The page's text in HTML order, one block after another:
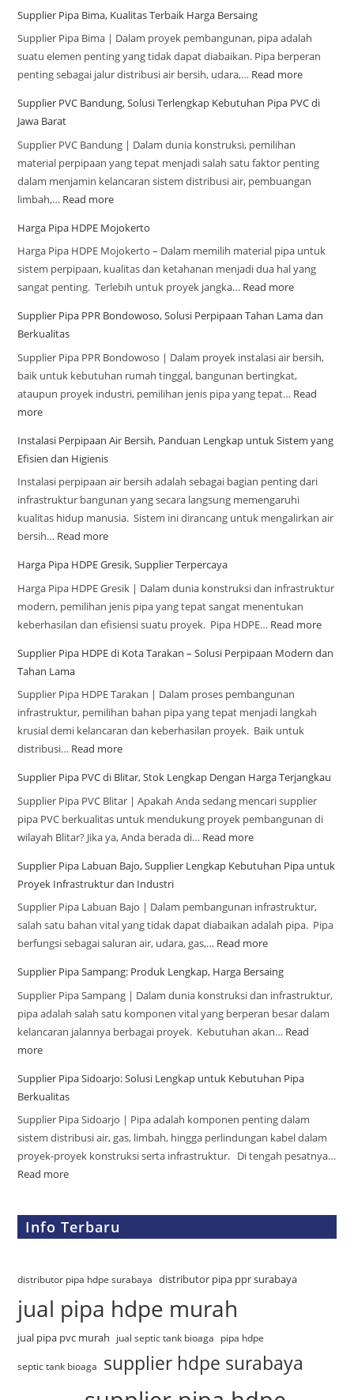
Supplier Pipa Bima, Kualitas Terbaik Harga Bersaing
Supplier Pipa Bima | Dalam proyek pembangunan, pipa adalah
suatu elemen penting yang tidak dapat diabaikan. Pipa berperan
penting sebagai jalur distribusi air bersih, udara,… Read more
Supplier PVC Bandung, Solusi Terlengkap Kebutuhan Pipa PVC di
Jawa Barat
Supplier PVC Bandung | Dalam dunia konstruksi, pemilihan
material perpipaan yang tepat menjadi salah satu faktor penting
dalam menjamin kelancaran sistem distribusi air, pembuangan
limbah,… Read more
Harga Pipa HDPE Mojokerto
Harga Pipa HDPE Mojokerto – Dalam memilih material pipa untuk
sistem perpipaan, kualitas dan ketahanan menjadi dua hal yang
sangat penting. Terlebih untuk proyek jangka… Read more
Supplier Pipa PPR Bondowoso, Solusi Perpipaan Tahan Lama dan
Berkualitas
Supplier Pipa PPR Bondowoso | Dalam proyek instalasi air bersih,
baik untuk kebutuhan rumah tinggal, bangunan bertingkat,
ataupun proyek industri, pemilihan jenis pipa yang tepat… Read
more
Instalasi Perpipaan Air Bersih, Panduan Lengkap untuk Sistem yang
Efisien dan Higienis
Instalasi perpipaan air bersih adalah sebagai bagian penting dari
infrastruktur bangunan yang secara langsung memengaruhi
kualitas hidup manusia. Sistem ini dirancang untuk mengalirkan air
bersih… Read more
Harga Pipa HDPE Gresik, Supplier Terpercaya
Harga Pipa HDPE Gresik | Dalam dunia konstruksi dan infrastruktur
modern, pemilihan jenis pipa yang tepat sangat menentukan
keberhasilan dan efisiensi suatu proyek. Pipa HDPE… Read more
Supplier Pipa HDPE di Kota Tarakan – Solusi Perpipaan Modern dan
Tahan Lama
Supplier Pipa HDPE Tarakan | Dalam proses pembangunan
infrastruktur, pemilihan bahan pipa yang tepat menjadi langkah
krusial demi kelancaran dan keberhasilan proyek. Baik untuk
distribusi… Read more
Supplier Pipa PVC di Blitar, Stok Lengkap Dengan Harga Terjangkau
Supplier Pipa PVC Blitar | Apakah Anda sedang mencari supplier
pipa PVC berkualitas untuk mendukung proyek pembangunan di
wilayah Blitar? Jika ya, Anda berada di… Read more
Supplier Pipa Labuan Bajo, Supplier Lengkap Kebutuhan Pipa untuk
Proyek Infrastruktur dan Industri
Supplier Pipa Labuan Bajo | Dalam pembangunan infrastruktur,
salah satu bahan vital yang tidak dapat diabaikan adalah pipa. Pipa
berfungsi sebagai saluran air, udara, gas,… Read more
Supplier Pipa Sampang: Produk Lengkap, Harga Bersaing
Supplier Pipa Sampang | Dalam dunia konstruksi dan infrastruktur,
pipa adalah salah satu komponen vital yang berperan besar dalam
kelancaran jalannya berbagai proyek. Kebutuhan akan… Read
more
Supplier Pipa Sidoarjo: Solusi Lengkap untuk Kebutuhan Pipa
Berkualitas
Supplier Pipa Sidoarjo | Pipa adalah komponen penting dalam
sistem distribusi air, gas, limbah, hingga perlindungan kabel dalam
proyek-proyek konstruksi serta infrastruktur. Di tengah pesatnya…
Read more
Info Terbaru
distributor pipa hdpe surabaya distributor pipa ppr surabaya
jual pipa hdpe murah
jual pipa pvc murah jual septic tank bioaga pipa hdpe
septic tank bioaga supplier hdpe surabaya